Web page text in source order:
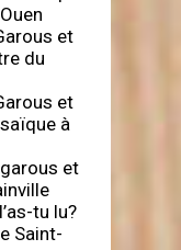
et
du
et
à
et
tu lu?
Saint-